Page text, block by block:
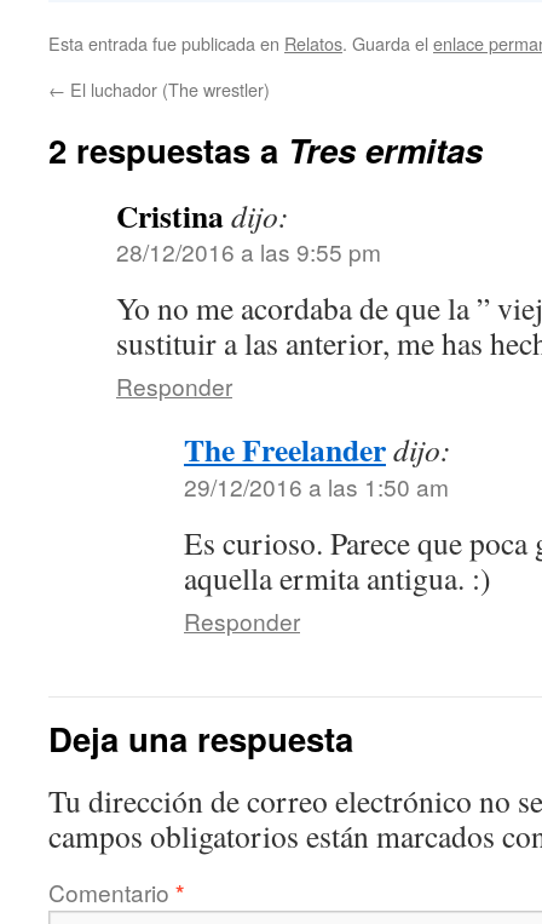
Esta entrada fue publicada en Relatos. Guarda el enlace
← El luchador (The wrestler)
2 respuestas a Tres ermitas
Cristinadijo:
28/12/2016 a las 9:55 pm
Yo no me acordaba de que la ”
sustituir a las anterior, me has
Responder
The Freelanderdijo:
29/12/2016 a las 1:50 am
Es curioso. Parece que poca
aquella ermita antigua. :)
Responder
Deja una respuesta
Tu dirección de correo electrónico no
campos obligatorios están marcados
Comentario *